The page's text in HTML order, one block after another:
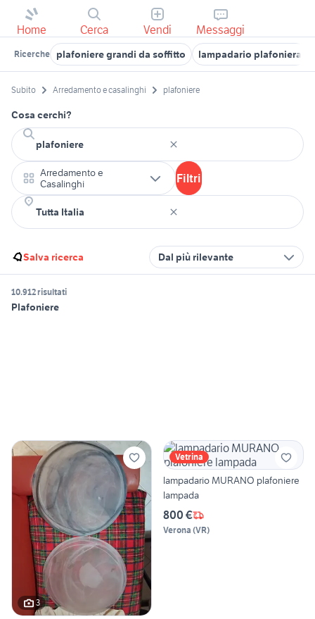
Home Cerca Vendi Messaggi
Ricerche plafoniere grandi da soffitto lampadario plafoniera
Subito Arredamento e casalinghi plafoniere
Cosa cerchi?
Arredamento e
Casalinghi
Filtri
Salva ricerca Dal più rilevante
10.912 risultati
Plafoniere
3
Vetrina
lampadario MURANO plafoniere
lampada
800 €
Verona (VR)